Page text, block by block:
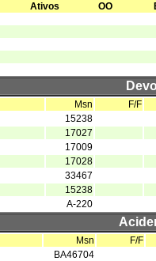
Ativos OO
Msn
F/F
15238
17027
17009
17028
33467
15238
A-220
Msn
F/F
BA46704